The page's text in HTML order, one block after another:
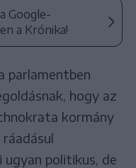
Google-
a Krónika!
parlamentben
hogy az
kormány
ugyan politikus, de